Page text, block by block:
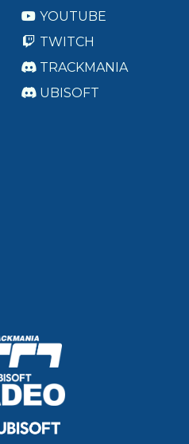
YOUTUBE
TWITCH
TRACKMANIA
UBISOFT